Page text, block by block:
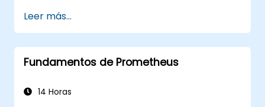
la salud y el rendimiento del clúster.
Implementar estrategias de alertas para
la resolución proactiva de problemas.
Aplicar buenas prácticas para escalar las
Kubernetes.
Leer más...
Fundamentos de Prometheus
14 Horas